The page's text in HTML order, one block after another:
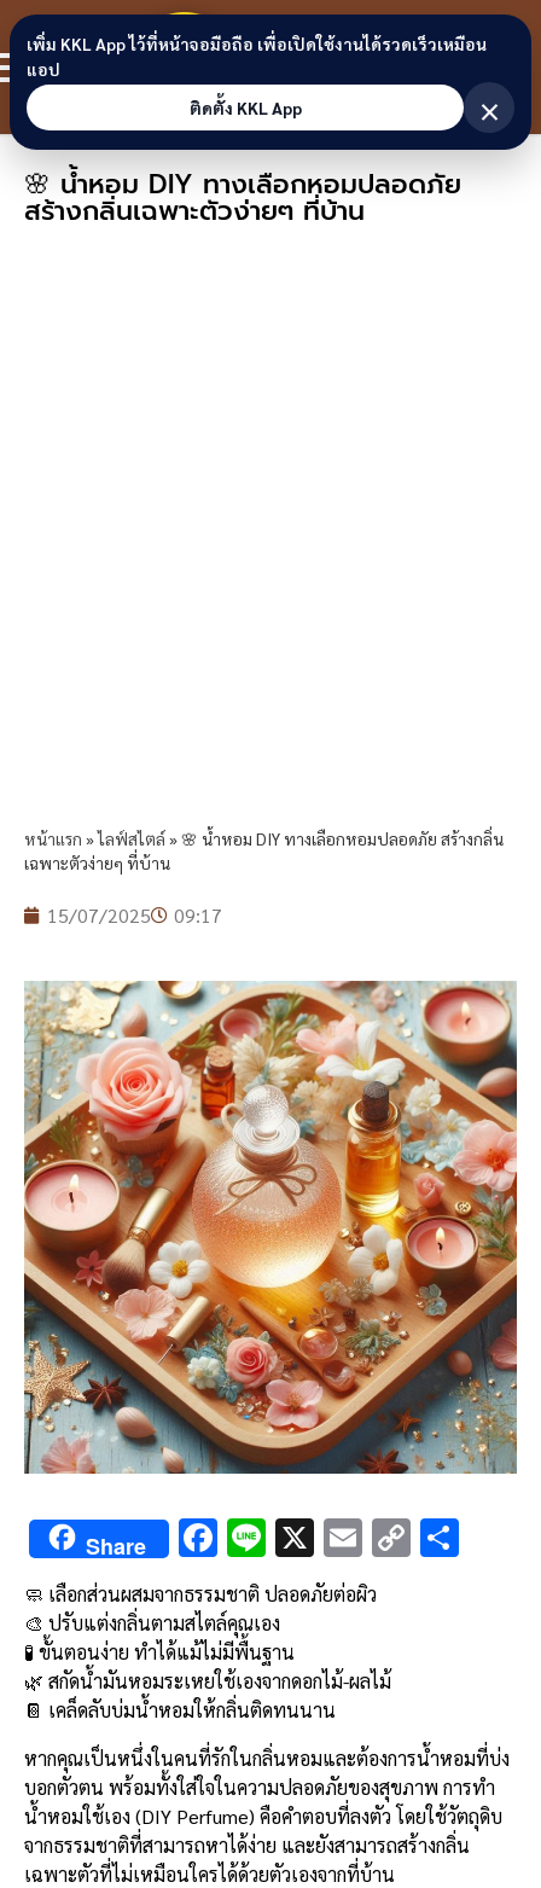
Skip to content
ขอนแก่น
ลิงก์
🌸 น้ำหอม DIY ทางเลือกหอมปลอดภัย
สร้างกลิ่นเฉพาะตัวง่ายๆ ที่บ้าน
หน้าแรก »ไลฟ์สไตล์»🌸 น้ำหอม DIY ทางเลือกหอมปลอดภัย สร้างกลิ่น
เฉพาะตัวง่ายๆ ที่บ้าน
15/07/2025 09:17
Share F
ac
e
b
o
o
k
Li
n
e
X E
m
ai
C
k
🧼 เลือกส่วนผสมจากธรรมชาติ ปลอดภัยต่อผิว
🎨 ปรับแต่งกลิ่นตามสไตล์คุณเอง
🧪 ขั้นตอนง่าย ทำได้แม้ไม่มีพื้นฐาน
🌿 สกัดน้ำมันหอมระเหยใช้เองจากดอกไม้-ผลไม้
📔 เคล็ดลับบ่มน้ำหอมให้กลิ่นติดทนนาน
หากคุณเป็นหนึ่งในคนที่รักในกลิ่นหอมและต้องการน้ำหอมที่บ่ง
บอกตัวตน พร้อมทั้งใส่ใจในความปลอดภัยของสุขภาพ การทำ
น้ำหอมใช้เอง (DIY Perfume) คือคำตอบที่ลงตัว โดยใช้วัตถุดิบ
จากธรรมชาติที่สามารถหาได้ง่าย และยังสามารถสร้างกลิ่น
เฉพาะตัวที่ไม่เหมือนใครได้ด้วยตัวเองจากที่บ้าน
เพิ่ม KKL App ไว้ที่หน้าจอมือถือ เพื่อเปิดใช้งานได้รวดเร็วเหมือน
แอป
ติดตั้ง KKL App
×